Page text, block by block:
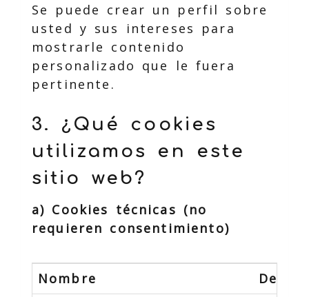
Se puede crear un perfil sobre
usted y sus intereses para
mostrarle contenido
personalizado que le fuera
pertinente.
3. ¿Qué cookies
utilizamos en este
sitio web?
a) Cookies técnicas (no
requieren consentimiento)
Nombre